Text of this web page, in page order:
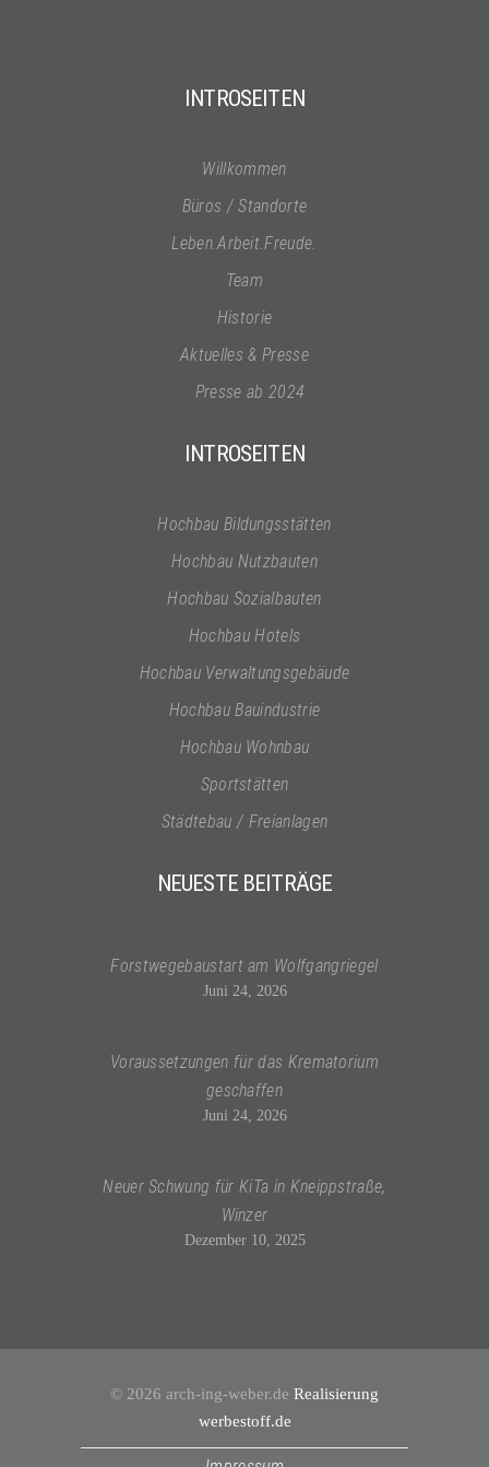
INTROSEITEN
Willkommen
Büros / Standorte
Leben.Arbeit.Freude.
Team
Historie
Aktuelles & Presse
Presse ab 2024
INTROSEITEN
Hochbau Bildungsstätten
Hochbau Nutzbauten
Hochbau Sozialbauten
Hochbau Hotels
Hochbau Verwaltungsgebäude
Hochbau Bauindustrie
Hochbau Wohnbau
Sportstätten
Städtebau / Freianlagen
NEUESTE BEITRÄGE
Forstwegebaustart am Wolfgangriegel
Juni 24, 2026
Voraussetzungen für das Krematorium
geschaffen
Juni 24, 2026
Neuer Schwung für KiTa in Kneippstraße,
Winzer
Dezember 10, 2025
© 2026 arch-ing-weber.de Realisierung
werbestoff.de